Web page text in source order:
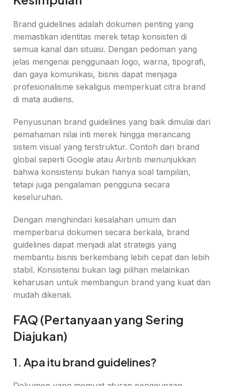
Brand guidelines adalah dokumen penting yang
memastikan identitas merek tetap konsisten di
semua kanal dan situasi. Dengan pedoman yang
jelas mengenai penggunaan logo, warna, tipografi,
dan gaya komunikasi, bisnis dapat menjaga
profesionalisme sekaligus memperkuat citra brand
di mata audiens.
Penyusunan brand guidelines yang baik dimulai dari
pemahaman nilai inti merek hingga merancang
sistem visual yang terstruktur. Contoh dari brand
global seperti Google atau Airbnb menunjukkan
bahwa konsistensi bukan hanya soal tampilan,
tetapi juga pengalaman pengguna secara
keseluruhan.
Dengan menghindari kesalahan umum dan
memperbarui dokumen secara berkala, brand
guidelines dapat menjadi alat strategis yang
membantu bisnis berkembang lebih cepat dan lebih
stabil. Konsistensi bukan lagi pilihan melainkan
keharusan untuk membangun brand yang kuat dan
mudah dikenali.
FAQ (Pertanyaan yang Sering
Diajukan)
1. Apa itu brand guidelines?